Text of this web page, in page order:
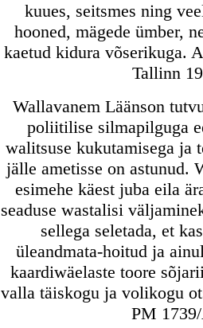
kuues, seitsmes ning
hooned, mägede ümber,
kaetud kidura võserikuga.
Tallinn
Wallavanem Läänson
poliitilise silmapilguga
walitsuse kukutamisega ja
jälle ametisse on astunud.
esimehe käest juba eila
seaduse wastalisi
sellega seletada, et
üleandmata-hoitud ja
kaardiwäelaste toore
valla täiskogu ja volikogu
PM